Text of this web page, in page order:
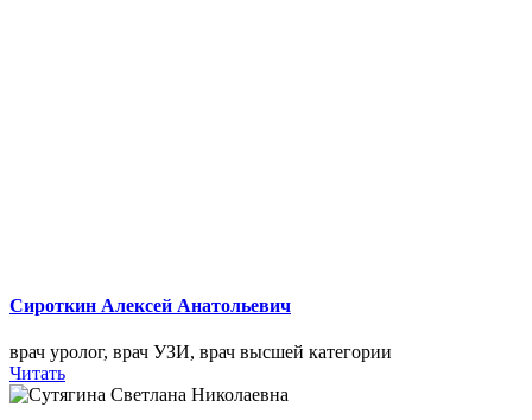
Сироткин Алексей Анатольевич
врач уролог, врач УЗИ, врач высшей категории
Читать